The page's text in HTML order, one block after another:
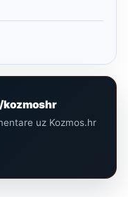
kozmoshr
uz Kozmos.hr